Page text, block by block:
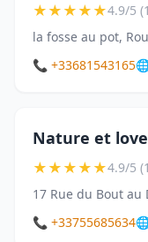
★★★★★4.9/5
la fosse au pot,
📞 +33681543165
Nature et love
★★★★★4.9/5
17 Rue du Bout au
📞 +33755685634